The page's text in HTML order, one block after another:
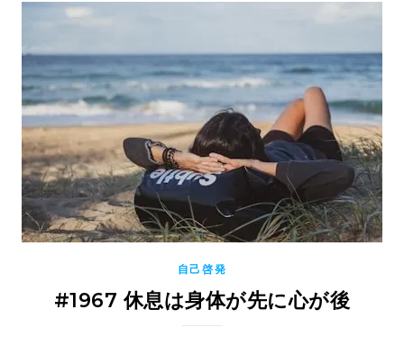
自己啓発
#1967 休息は身体が先に心が後